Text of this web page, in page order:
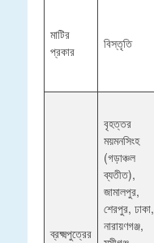
মাটির
প্রকার
বিস্তৃতি
ব্রক্ষ্মপুত্রের
বৃহত্তর
ময়মনসিংহ
(গড়াঞ্চল
ব্যতীত),
জামালপুর,
শেরপুর, ঢাকা,
নারায়ণগঞ্জ,